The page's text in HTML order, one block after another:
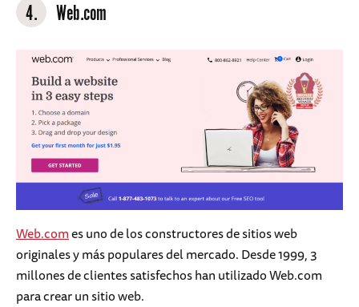
4. Web.com
Web.comes uno de los constructores de sitios web
originales y más populares del mercado. Desde 1999, 3
millones de clientes satisfechos han utilizado Web.com
para crear un sitio web.